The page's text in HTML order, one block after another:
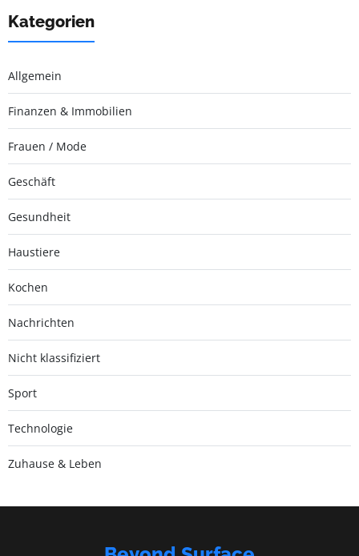
Kategorien
Allgemein
Finanzen & Immobilien
Frauen / Mode
Geschäft
Gesundheit
Haustiere
Kochen
Nachrichten
Nicht klassifiziert
Sport
Technologie
Zuhause & Leben